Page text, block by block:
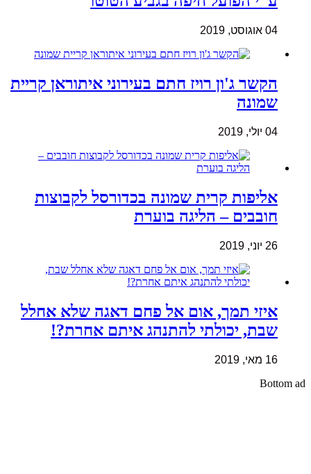
04 אוגוסט, 2019
הקשר ג'ון רויז חתם בעירוני איתוראן קריית
שמונה
04 יולי, 2019
אליפות קרית שמונה בכדורסל לקבוצות
חובבים – הליגה בוערת
26 יוני, 2019
איזי תמך, אום אל פחם דאגה שלא אחלל
שבת, יכולתי להתנהג איתם אחרת?!
16 מאי, 2019
Bottom ad